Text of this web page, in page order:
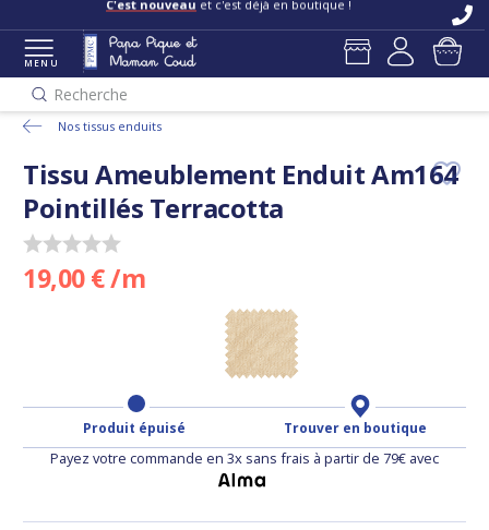
C'est nouveau et c'est déjà en boutique !
MENU
Recherche
Nos tissus enduits
Tissu Ameublement Enduit Am164
Pointillés Terracotta
19,00 € /m
Produit épuisé Trouver en boutique
Payez votre commande en 3x sans frais à partir de 79€ avec